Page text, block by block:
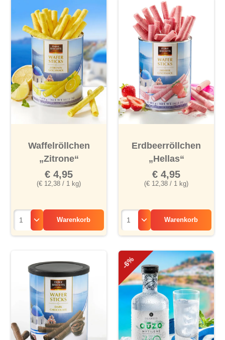
Waffelröllchen
„Zitrone“
(€ 12,38 / 1 kg)
€ 4,95
Warenkorb
Erdbeerröllchen
„Hellas“
(€ 12,38 / 1 kg)
€ 4,95
Warenkorb
-6%